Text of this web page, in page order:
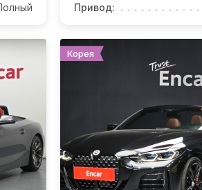
Привод:
Корея